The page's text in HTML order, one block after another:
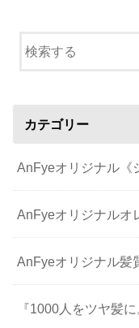
カテゴリー
AnFyeオリジナル《
AnFyeオリジナルオ
AnFyeオリジナル髪
『1000人をツヤ髪